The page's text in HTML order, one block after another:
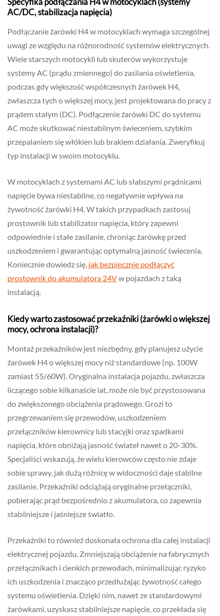
AC/DC, stabilizacja napięcia)
Podłączanie żarówki H4 w motocyklach wymaga szczególnej
uwagi ze względu na różnorodność systemów elektrycznych.
Wiele starszych motocykli lub skuterów wykorzystuje
systemy AC (prądu zmiennego) do zasilania oświetlenia,
podczas gdy większość współczesnych żarówek H4,
zwłaszcza tych o większej mocy, jest projektowana do pracy z
prądem stałym (DC). Podłączenie żarówki DC do systemu
AC może skutkować niestabilnym świeceniem, szybkim
przepalaniem się włókien lub brakiem działania. Zweryfikuj
typ instalacji w swoim motocyklu.
W motocyklach z systemami AC lub słabszymi prądnicami
napięcie bywa niestabilne, co negatywnie wpływa na
żywotność żarówki H4. W takich przypadkach zastosuj
prostownik lub stabilizator napięcia, który zapewni
odpowiednie i stałe zasilanie, chroniąc żarówkę przed
uszkodzeniem i gwarantując optymalną jasność świecenia.
Koniecznie dowiedz się, jak bezpiecznie podłączyć
prostownik do akumulatora 24Vw pojazdach z taką
instalacją.
Kiedy warto zastosować przekaźniki (żarówki o większej
mocy, ochrona instalacji)?
Montaż przekaźników jest niezbędny, gdy planujesz użycie
żarówek H4 o większej mocy niż standardowe (np. 100W
zamiast 55/60W). Oryginalna instalacja pojazdu, zwłaszcza
liczącego sobie kilkanaście lat, może nie być przystosowana
do zwiększonego obciążenia prądowego. Grozi to
przegrzewaniem się przewodów, uszkodzeniem
przełączników kierownicy lub stacyjki oraz spadkami
napięcia, które obniżają jasność świateł nawet o 20-30%.
Specjaliści wskazują, że wielu kierowców często nie zdaje
sobie sprawy, jak dużą różnicę w widoczności daje stabilne
zasilanie. Przekaźniki odciążają oryginalne przełączniki,
pobierając prąd bezpośrednio z akumulatora, co zapewnia
stabilniejsze i jaśniejsze światło.
Przekaźniki to również doskonała ochrona dla całej instalacji
elektrycznej pojazdu. Zmniejszają obciążenie na fabrycznych
przełącznikach i cienkich przewodach, minimalizując ryzyko
ich uszkodzenia i znacząco przedłużając żywotność całego
systemu oświetlenia. Dzięki nim, nawet ze standardowymi
żarówkami, uzyskasz stabilniejsze napięcie, co przekłada się